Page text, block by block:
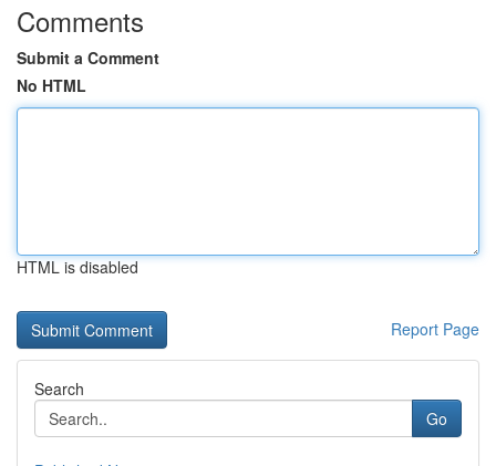
Comments
Submit a Comment
No HTML
HTML is disabled
Report Page
Search
Go